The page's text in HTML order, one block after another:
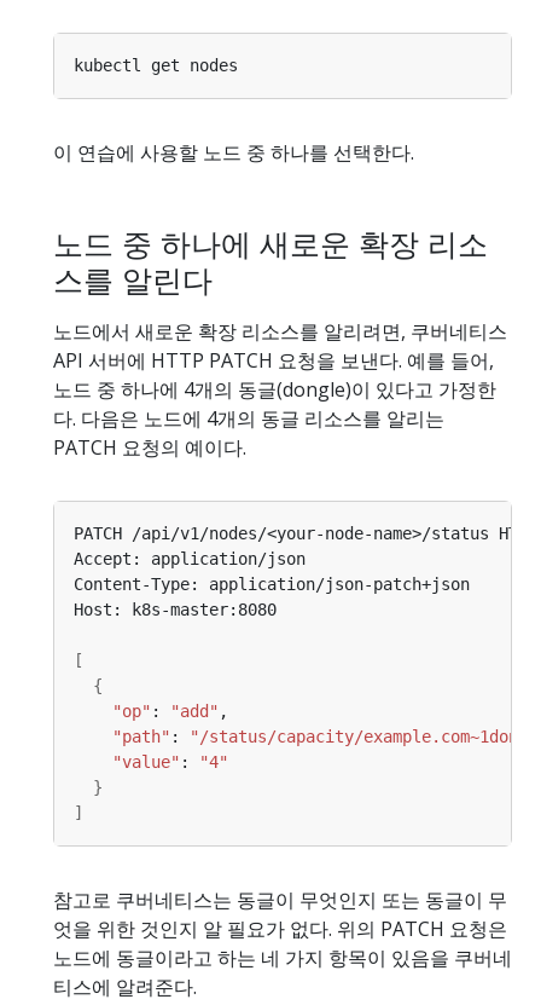
이 연습에 사용할 노드 중 하나를 선택한다.
노드 중 하나에 새로운 확장 리소
스를 알린다
노드에서 새로운 확장 리소스를 알리려면, 쿠버네티스
API 서버에 HTTP PATCH 요청을 보낸다. 예를 들어,
노드 중 하나에 4개의 동글(dongle)이 있다고 가정한
다. 다음은 노드에 4개의 동글 리소스를 알리는
PATCH 요청의 예이다.
[
{
"op" : "add"
"path" :
"/status/capacity/
"value" :
"4"
}
]
참고로 쿠버네티스는 동글이 무엇인지 또는 동글이 무
엇을 위한 것인지 알 필요가 없다. 위의 PATCH 요청은
노드에 동글이라고 하는 네 가지 항목이 있음을 쿠버네
티스에 알려준다.